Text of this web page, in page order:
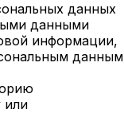
данных
данными
информации,
данным
или